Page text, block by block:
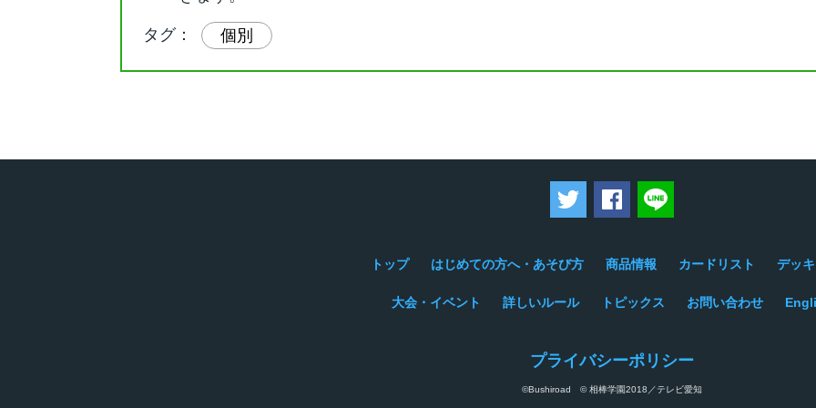
タグ： 個別
ツイートするFacebookでシェアする
トップ はじめての方へ・あそび方 商品情報 カードリスト デッ
大会・イベント 詳しいルール トピックス お問い合わせ
プライバシーポリシー
©Bushiroad © 相棒学園2018／テレビ愛知